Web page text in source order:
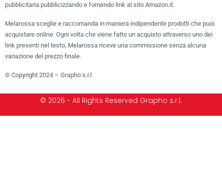
pubblicitaria pubblicizzando e fornendo link al sito Amazon.it.
Melarossa sceglie e raccomanda in maniera indipendente prodotti che puoi
acquistare online. Ogni volta che viene fatto un acquisto attraverso uno dei
link presenti nel testo, Melarossa riceve una commissione senza alcuna
variazione del prezzo finale.
© Copyright 2024 – Grapho s.r.l
© 2026 - All Rights Reserved Grapho s.r.l.